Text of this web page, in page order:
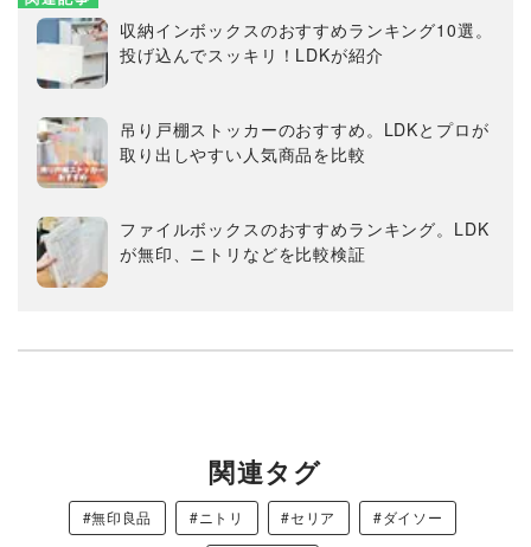
収納インボックスのおすすめランキング10選。
投げ込んでスッキリ！LDKが紹介
吊り戸棚ストッカーのおすすめ。LDKとプロが
取り出しやすい人気商品を比較
ファイルボックスのおすすめランキング。LDK
が無印、ニトリなどを比較検証
関連タグ
#無印良品 #ニトリ #セリア #ダイソー